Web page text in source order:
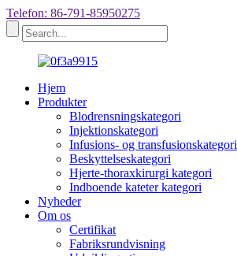
Telefon: 86-791-85950275
Hjem
Produkter
Blodrensningskategori
Injektionskategori
Infusions- og transfusionskategori
Beskyttelseskategori
Hjerte-thoraxkirurgi kategori
Indboende kateter kategori
Nyheder
Om os
Certifikat
Fabriksrundvisning